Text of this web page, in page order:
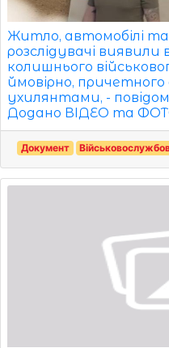
Житло, автомобілі
розслідувачі виявили
колишнього
ймовірно, причетного
ухилянтами, -
Додано ВІДЕО та
Документ